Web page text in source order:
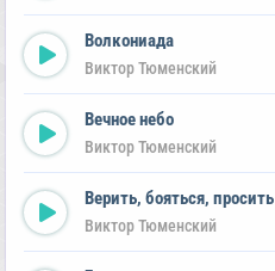
Волкониада
Виктор Тюменский
Вечное небо
Виктор Тюменский
Верить, бояться, просить
Виктор Тюменский